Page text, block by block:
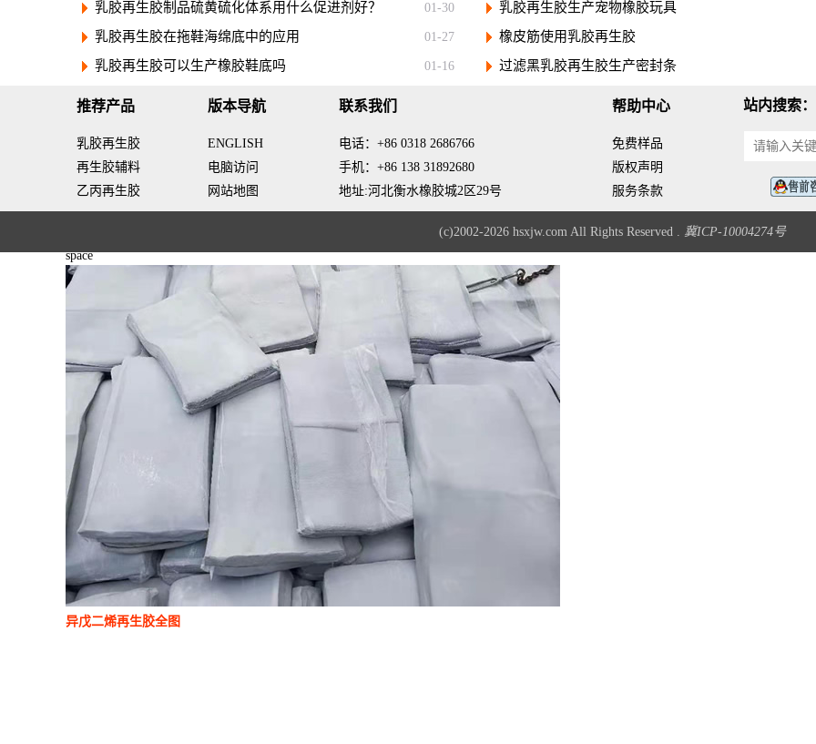
space
异戊二烯再生胶全图
01-30
乳胶再生胶制品硫黄硫化体系用什么促进剂好？
01-27
乳胶再生胶在拖鞋海绵底中的应用
01-16
乳胶再生胶可以生产橡胶鞋底吗
乳胶再生胶生产宠物橡胶玩具
橡皮筋使用乳胶再生胶
过滤黑乳胶再生胶生产密封条
推荐产品
乳胶再生胶
再生胶辅料
乙丙再生胶
版本导航
ENGLISH
电脑访问
网站地图
联系我们
电话：+86 0318 2686766
手机：+86 138 31892680
地址:河北衡水橡胶城2区29号
帮助中心
免费样品
版权声明
服务条款
站内搜索：
(c)2002-2026 hsxjw.com All Rights Reserved . 冀ICP-10004274号